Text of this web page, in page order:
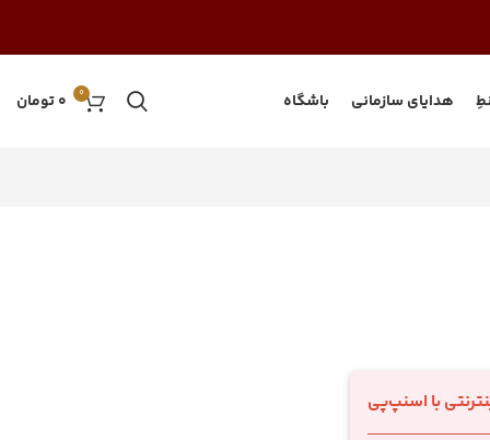
هدایای سازمانی باشگاه 0
0تومان